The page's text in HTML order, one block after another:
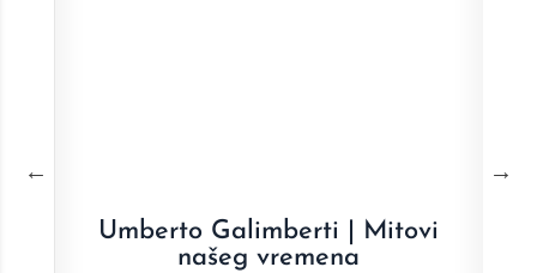
Umberto Galimberti | Mitovi
našeg vremena